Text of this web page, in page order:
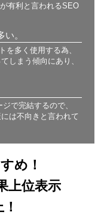
有利と言われるSEO
。
を多く使用する為、
しまう傾向にあり、
で完結するので、
は不向きと言われて
め！
上位表示